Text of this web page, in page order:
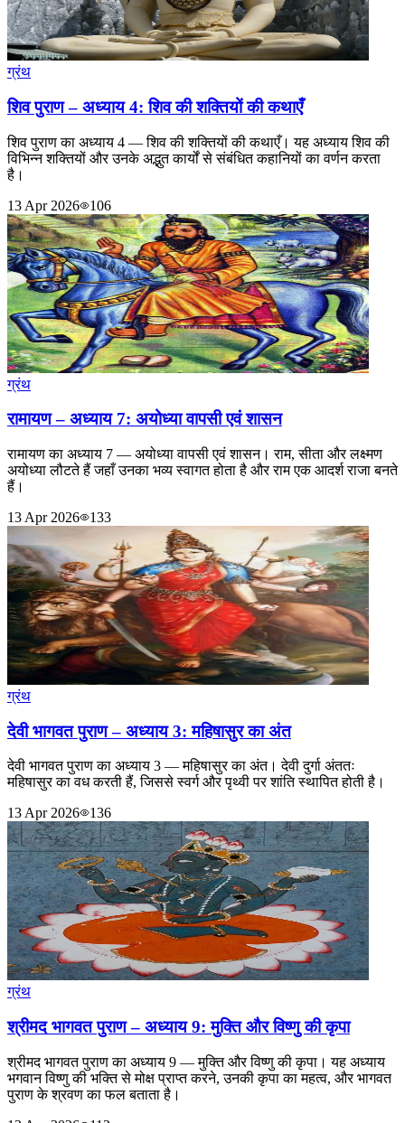
ग्रंथ
शिव पुराण – अध्याय 4: शिव की शक्तियों की कथाएँ
शिव पुराण का अध्याय 4 — शिव की शक्तियों की कथाएँ। यह अध्याय शिव की
विभिन्न शक्तियों और उनके अद्भुत कार्यों से संबंधित कहानियों का वर्णन करता
है।
13 Apr 2026
106
ग्रंथ
रामायण – अध्याय 7: अयोध्या वापसी एवं शासन
रामायण का अध्याय 7 — अयोध्या वापसी एवं शासन। राम, सीता और लक्ष्मण
अयोध्या लौटते हैं जहाँ उनका भव्य स्वागत होता है और राम एक आदर्श राजा बनते
हैं।
13 Apr 2026
133
ग्रंथ
देवी भागवत पुराण – अध्याय 3: महिषासुर का अंत
देवी भागवत पुराण का अध्याय 3 — महिषासुर का अंत। देवी दुर्गा अंततः
महिषासुर का वध करती हैं, जिससे स्वर्ग और पृथ्वी पर शांति स्थापित होती है।
13 Apr 2026
136
ग्रंथ
श्रीमद भागवत पुराण – अध्याय 9: मुक्ति और विष्णु की कृपा
श्रीमद भागवत पुराण का अध्याय 9 — मुक्ति और विष्णु की कृपा। यह अध्याय
भगवान विष्णु की भक्ति से मोक्ष प्राप्त करने, उनकी कृपा का महत्व, और भागवत
पुराण के श्रवण का फल बताता है।